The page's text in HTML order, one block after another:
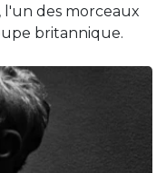
l'un des morceaux
britannique.